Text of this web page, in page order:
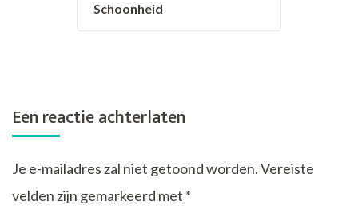
Schoonheid
Een reactie achterlaten
Je e-mailadres zal niet getoond worden.Vereiste
velden zijn gemarkeerd met *